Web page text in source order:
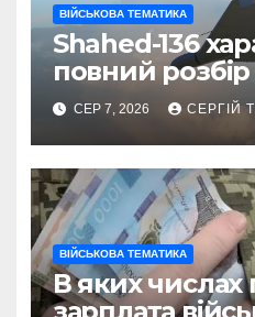
ВІЙСЬКОВА ТЕМАТИКА
Shahed-136
повний
камікадзе
СЕР 7, 2026 СЕРГІЙ
ВІЙСЬКОВА ТЕМАТИКА
В яких числах